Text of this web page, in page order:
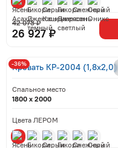
26 927 ₽
42 073 ₽
Кровать КР-2004 (1,8x2,0)
Спальное место
1800 x 2000
Цвета ЛЕРОМ
-36%